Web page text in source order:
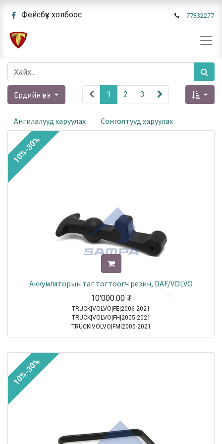
Фейсбүүк холбоос 77332277
Ердийн үнэ 1 2 3
Ангилалууд харуулах Сонголтууд харуулах
Аккумляторын таг тогтоогч резин, DAF/VOLVO
10'000.00₮
TRUCK|VOLVO|FE|2006-2021
TRUCK|VOLVO|FH|2005-2021
TRUCK|VOLVO|FM|2005-2021
TRUCK|DAF|95XF|1997-2002
TRUCK|DAF|75CF|1998-2000
TRUCK|MERCEDES|Atego 2|2004-2021
TRUCK|MERCEDES|Axor 2|2004-2021
10%-30%
10%-30%